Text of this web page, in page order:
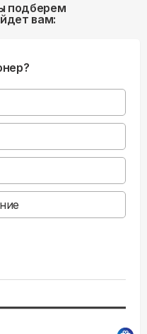
подберем
вам: